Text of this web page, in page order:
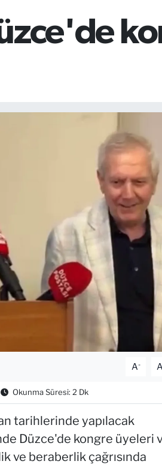
A-
Okunma Süresi: 2 Dk
tarihlerinde yapılacak
Düzce'de kongre üyeleri
ve beraberlik çağrısında